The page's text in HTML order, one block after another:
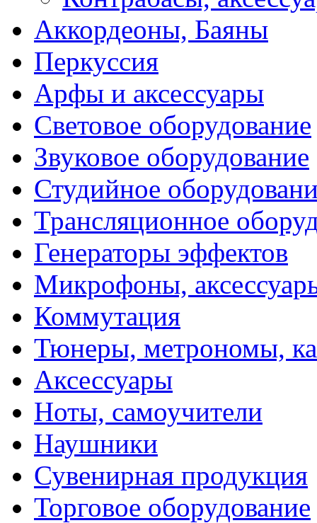
Аккордеоны, Баяны
Перкуссия
Арфы и аксессуары
Световое оборудование
Звуковое оборудование
Студийное
Трансляционное
Генераторы эффектов
Микрофоны,
Коммутация
Тюнеры, метрономы,
Аксессуары
Ноты, самоучители
Наушники
Сувенирная продукция
Торговое оборудование